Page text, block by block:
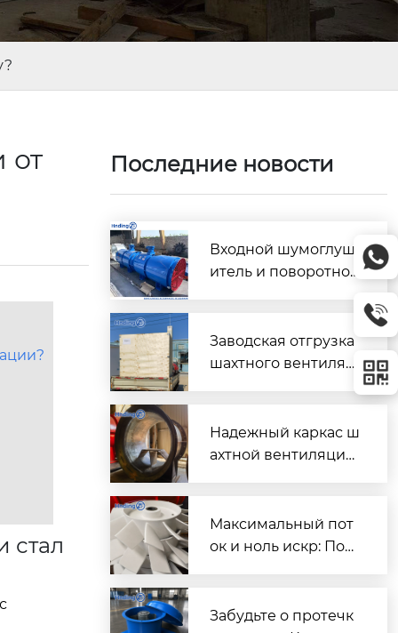
от
стал
Последние новости
Входной шумоглуш
итель и поворотно-
вентилятора главно
го проветривания
Заводская отгрузка
шахтного вентилят
его объекта в Казах
стане
Надежный каркас ш
ахтной вентиляции:
DK
Максимальный пот
ок и ноль искр: Пош
шахтной вентиляци
Забудьте о протечк